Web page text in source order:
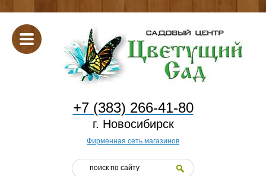
+7 (383) 266-41-80
г. Новосибирск
Фирменная сеть магазинов